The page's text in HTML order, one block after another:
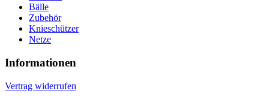
Bälle
Zubehör
Knieschützer
Netze
Informationen
Vertrag widerrufen